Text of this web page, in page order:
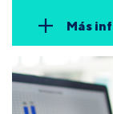
Más